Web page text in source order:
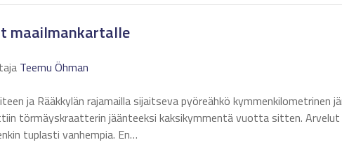
maailmankartalle
Teemu Öhman
ja Rääkkylän rajamailla sijaitseva pyöreähkö kymmenkilometrinen
törmäyskraatterin jäänteeksi kaksikymmentä vuotta sitten.
tuplasti vanhempia. En…